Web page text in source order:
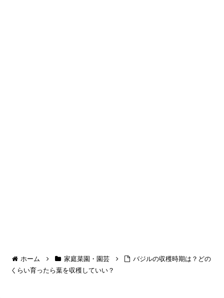
ホーム 家庭菜園・園芸
バジルの収穫時期は？どの
くらい育ったら葉を収穫していい？